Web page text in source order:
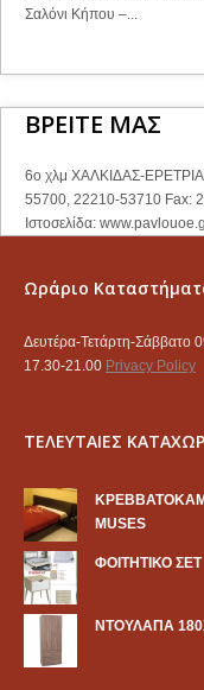
Σαλόνι Κήπου –...
ΒΡΕΙΤΕ ΜΑΣ
6ο χλμ ΧΑΛΚΙΔΑΣ-
55700, 22210-53710 Fax:
Ιστοσελίδα:
Ωράριο
Δευτέρα-Τετάρτη-Σάββατο
17.30-21.00 Privacy Policy
ΤΕΛΕΥΤΑΙΕΣ
MUSES
ΦΟΙΤΗΤΙΚΟ ΣΕΤ
ΝΤΟΥΛΑΠΑ